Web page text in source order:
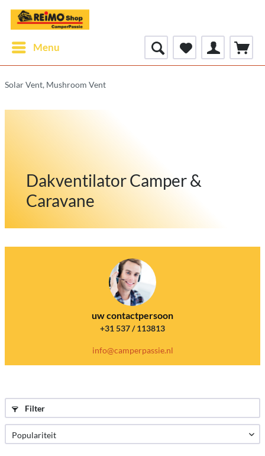
Menu
Solar Vent, Mushroom Vent
Dakventilator Camper &
Caravane
uw contactpersoon
+31 537 / 113813
info@camperpassie.nl
Filter